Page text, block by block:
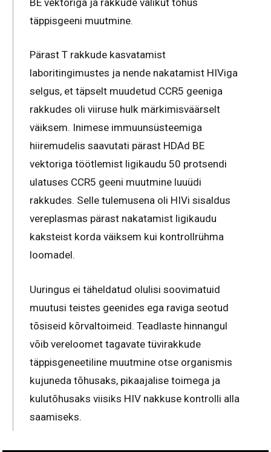
täppisgeeni muutmine.
Pärast T rakkude kasvatamist
laboritingimustes ja nende nakatamist HIViga
selgus, et täpselt muudetud CCR5 geeniga
rakkudes oli viiruse hulk märkimisväärselt
väiksem. Inimese immuunsüsteemiga
hiiremudelis saavutati pärast HDAd BE
vektoriga töötlemist ligikaudu 50 protsendi
ulatuses CCR5 geeni muutmine luuüdi
rakkudes. Selle tulemusena oli HIVi sisaldus
vereplasmas pärast nakatamist ligikaudu
kaksteist korda väiksem kui kontrollrühma
loomadel.
Uuringus ei täheldatud olulisi soovimatuid
muutusi teistes geenides ega raviga seotud
tõsiseid kõrvaltoimeid. Teadlaste hinnangul
võib vereloomet tagavate tüvirakkude
täppisgeneetiline muutmine otse organismis
kujuneda tõhusaks, pikaajalise toimega ja
kulutõhusaks viisiks HIV nakkuse kontrolli alla
saamiseks.